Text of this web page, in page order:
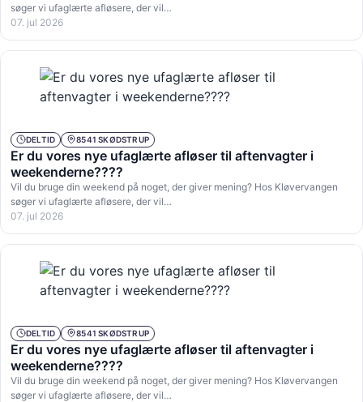
søger vi ufaglærte afløsere, der vil…
07. jul 2026
DELTID 8541 SKØDSTRUP
Er du vores nye ufaglærte afløser til aftenvagter i
weekenderne????
Vil du bruge din weekend på noget, der giver mening? Hos Kløvervangen
søger vi ufaglærte afløsere, der vil…
07. jul 2026
DELTID 8541 SKØDSTRUP
Er du vores nye ufaglærte afløser til aftenvagter i
weekenderne????
Vil du bruge din weekend på noget, der giver mening? Hos Kløvervangen
søger vi ufaglærte afløsere, der vil…